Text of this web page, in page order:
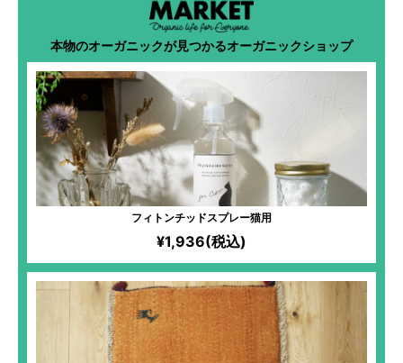
本物のオーガニックが見つかるオーガニックショップ
フィトンチッドスプレー猫用
¥1,936(税込)